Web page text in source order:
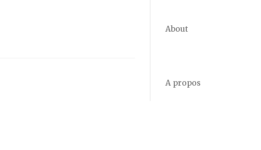
About
A propos